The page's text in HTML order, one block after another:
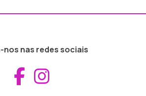
nos nas redes sociais
Aceder ao